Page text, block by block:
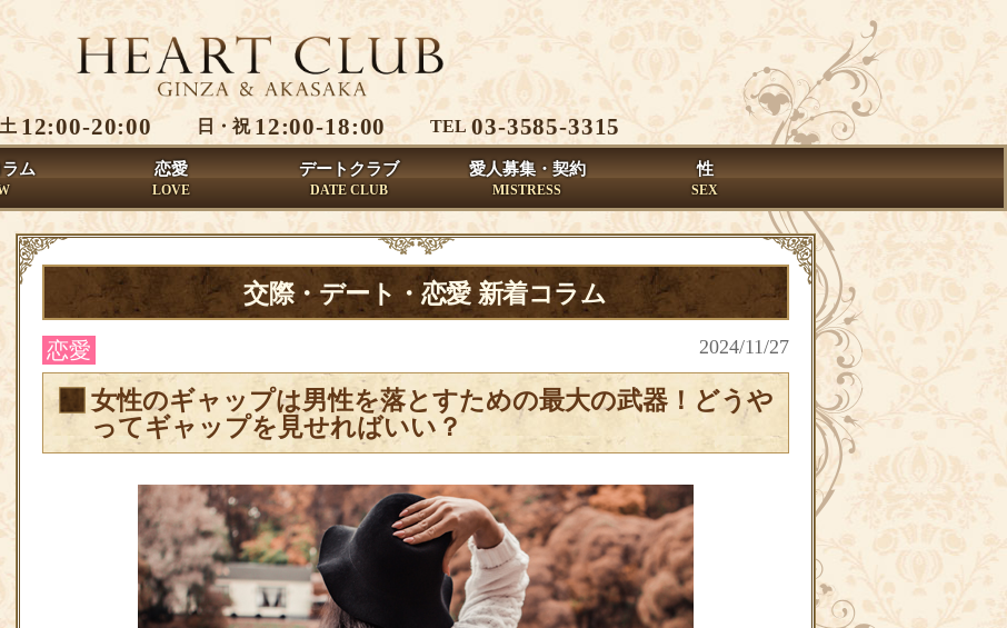
12:00-20:00 日・祝 12:00-18:00 TEL 03-3585-3315
交際・デート・恋愛 新着コラム
2024/11/27
恋愛
女性のギャップは男性を落とすための最大の武器！どうや
ってギャップを見せればいい？
ム 恋愛
LOVE
デートクラブ
DATE CLUB
愛人募集・契約
MISTRESS
性
SEX